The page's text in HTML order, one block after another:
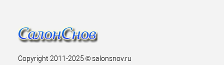
Copyright 2011-2025 © salonsnov.ru